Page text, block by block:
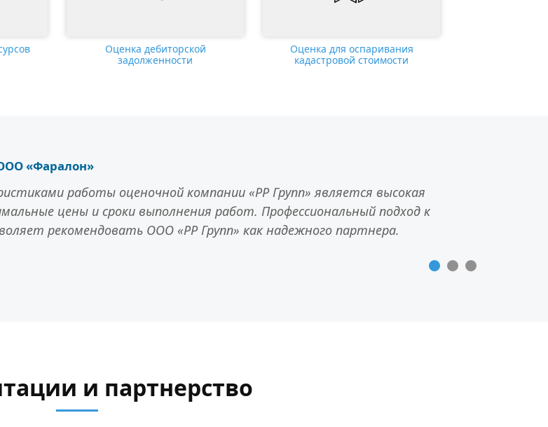
Оценка дебиторской
задолженности
Оценка для оспаривания
кадастровой стоимости
«Фаралон»
работы оценочной компании «РР Групп» является высокая
цены и сроки выполнения работ. Профессиональный подход к
рекомендовать ООО «РР Групп» как надежного партнера.
и партнерство